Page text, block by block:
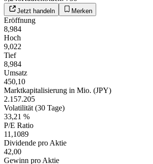
Jetzt handeln Merken
Eröffnung
8,984
Hoch
9,022
Tief
8,984
Umsatz
450,10
Marktkapitalisierung in Mio. (JPY)
2.157.205
Volatilität (30 Tage)
33,21 %
P/E Ratio
11,1089
Dividende pro Aktie
42,00
Gewinn pro Aktie